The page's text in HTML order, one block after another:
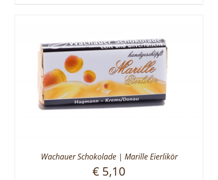
Wachauer Schokolade | Marille Eierlikör
€ 5,10